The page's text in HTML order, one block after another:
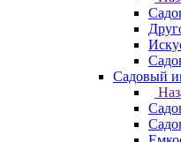
Садовый